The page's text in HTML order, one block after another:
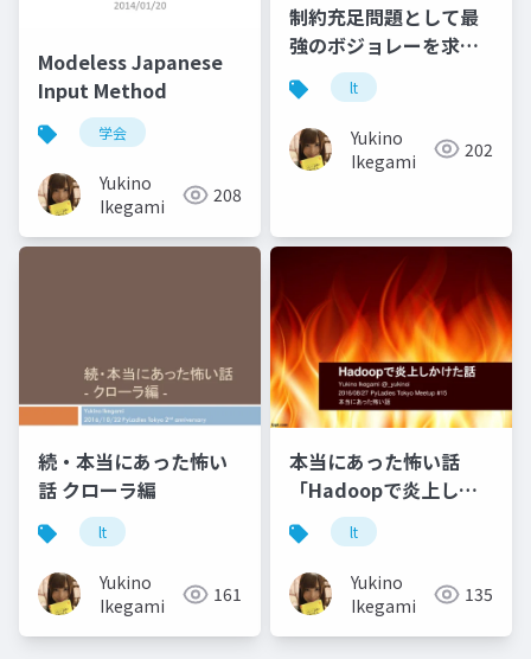
Modeless Japanese
Input Method
学会
Yukino
Ikegami
208
制約充足問題として最
強のボジョレーを求め
る
lt
Yukino
Ikegami
202
続・本当にあった怖い
話 クローラ編
lt
Yukino
Ikegami
161
本当にあった怖い話
「Hadoopで炎上しか
けた話」
lt
Yukino
Ikegami
135